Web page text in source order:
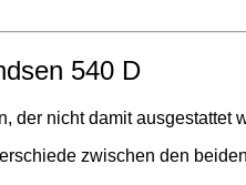
540 D
der nicht damit ausgestattet
zwischen den